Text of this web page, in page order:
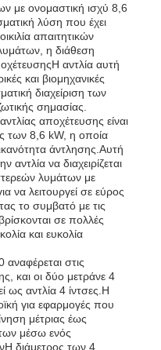
με ονομαστική ισχύ 8,6
λύση που έχει
απαιτητικών
η διάθεση
αντλία αυτή
και βιομηχανικές
διαχείριση των
σημασίας.
αποχέτευσης είναι
των 8,6 kW, η οποία
άντλησης.Αυτή
αντλία να διαχειρίζεται
λυμάτων με
να λειτουργεί σε εύρος
το συμβατό με τις
σε πολλές
και ευκολία
στις
και οι δύο μετράνε 4
ως αντλία 4 ίντσες.Η
για εφαρμογές που
μέτριας έως
μέσω ενός
διάμετρος των 4